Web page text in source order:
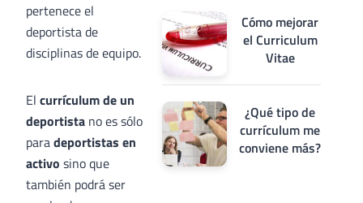
pertenece el
deportista de
disciplinas de equipo.
El currículum de un
deportista no es sólo
paradeportistas en
activo sino que
también podrá ser
Cómo mejorar
el Curriculum
Vitae
¿Qué tipo de
currículum me
conviene más?